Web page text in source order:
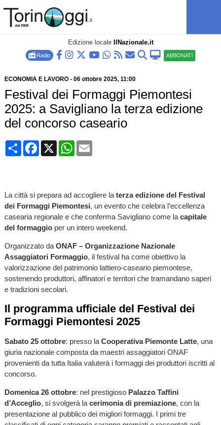
Edizione locale IlNazionale.it
Radio ABBONATI
ECONOMIA E LAVORO- 06 ottobre 2025, 11:00
Festival dei Formaggi Piemontesi
2025: a Savigliano la terza edizione
del concorso caseario
CondividiFacebook
X WhatsApp
Email
La città si prepara ad accogliere la terza edizione del Festival
dei Formaggi Piemontesi, un evento che celebra l’eccellenza
casearia regionale e che conferma Savigliano come la capitale
del formaggio per un intero weekend.
Organizzato da ONAF – Organizzazione Nazionale
Assaggiatori Formaggio, il festival ha come obiettivo la
valorizzazione del patrimonio lattiero-caseario piemontese,
sostenendo produttori, affinatori e territori che tramandano saperi
e tradizioni secolari.
Il programma ufficiale del Festival dei
Formaggi Piemontesi 2025
Sabato 25 ottobre: presso la Cooperativa Piemonte Latte, una
giuria nazionale composta da maestri assaggiatori ONAF
provenienti da tutta Italia valuterà i formaggi dei produttori iscritti al
concorso.
Domenica 26 ottobre: nel prestigioso Palazzo Taffini
d’Acceglio, si svolgerà la cerimonia di premiazione, con la
presentazione al pubblico dei migliori formaggi. I primi tre